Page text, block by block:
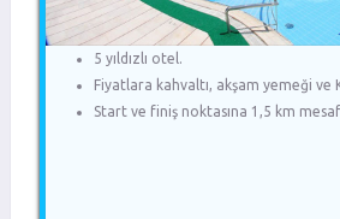
5 yıldızlı otel.
Fiyatlara kahvaltı, akşam yemeği ve
Start ve finiş noktasına 1,5 km